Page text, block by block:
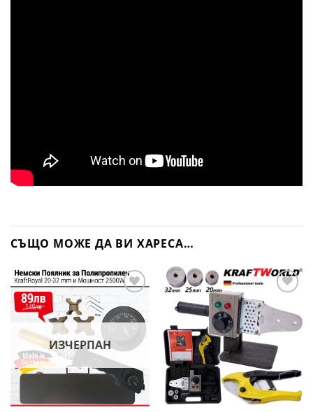
СЪЩО МОЖЕ ДА ВИ ХАРЕСА…
в
желани
ИЗЧЕРПАН
Добави
в
желани